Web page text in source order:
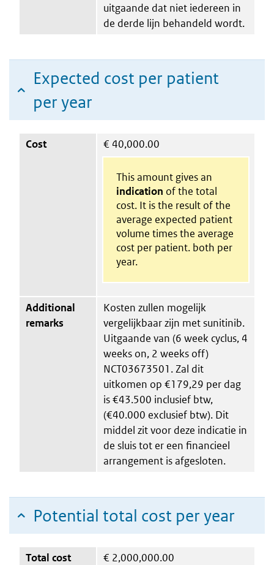
uitgaande dat niet iedereen in
de derde lijn behandeld wordt.
Expected cost per patient
per year
Cost € 40,000.00
This amount gives an
indication of the total
cost. It is the result of the
average expected patient
volume times the average
cost per patient. both per
year.
Additional
remarks
Kosten zullen mogelijk
vergelijkbaar zijn met sunitinib.
Uitgaande van (6 week cyclus, 4
weeks on, 2 weeks off)
NCT03673501. Zal dit
uitkomen op €179,29 per dag
is €43.500 inclusief btw,
(€40.000 exclusief btw). Dit
middel zit voor deze indicatie in
de sluis tot er een financieel
arrangement is afgesloten.
Potential total cost per year
Total cost € 2,000,000.00